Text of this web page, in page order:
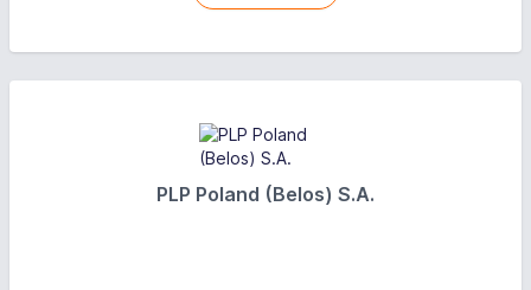
PLP Poland (Belos) S.A.